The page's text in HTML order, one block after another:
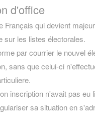
d'office
Français qui devient
sur les listes électorales.
par courrier le nouvel
sans que celui-ci
inscription n'avait pas eu
sa situation en